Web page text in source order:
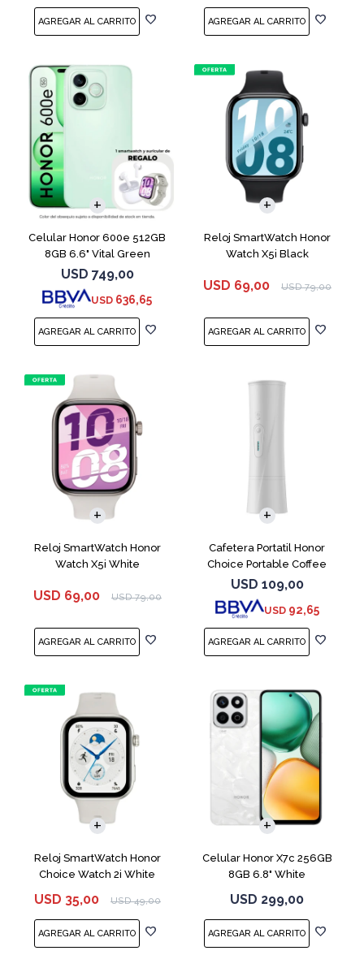
Celular Honor 600e 512GB
8GB 6.6" Vital Green
USD 749,00
USD 636,65
COMPARAR
Reloj SmartWatch Honor
Watch X5i Black
USD 69,00 USD 79,00
Reloj SmartWatch Honor
Watch X5i White
USD 69,00 USD 79,00
Cafetera Portatil Honor
Choice Portable Coffee
Machine White
USD 109,00
USD 92,65
Reloj SmartWatch Honor
Choice Watch 2i White
USD 35,00 USD 49,00
Celular Honor X7c 256GB
8GB 6.8" White
USD 299,00
COMPARAR